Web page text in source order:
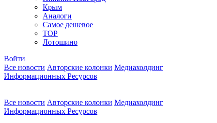
Крым
Аналоги
Самое дешевое
TOP
Лотошино
Войти
Все новости Авторские колонки Медиахолдинг
Информационных Ресурсов
Все новости Авторские колонки Медиахолдинг
Информационных Ресурсов